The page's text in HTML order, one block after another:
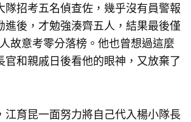
隊招考五名偵查佐，幾乎沒有員警報
進後，才勉強湊齊五人，結果最後僅
故意考零分落榜。他也曾想過這麼
官和親戚日後看他的眼神，又放棄了
育昆一面努力將自己代入楊小隊長